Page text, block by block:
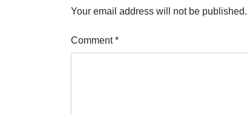
Your email address will not be published.
Comment*